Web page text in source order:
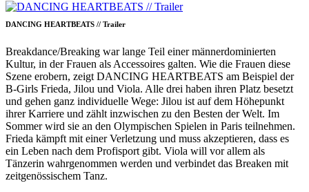
DANCING HEARTBEATS // Trailer
Breakdance/Breaking war lange Teil einer männerdominierten
Kultur, in der Frauen als Accessoires galten. Wie die Frauen diese
Szene erobern, zeigt DANCING HEARTBEATS am Beispiel der
B-Girls Frieda, Jilou und Viola. Alle drei haben ihren Platz besetzt
und gehen ganz individuelle Wege: Jilou ist auf dem Höhepunkt
ihrer Karriere und zählt inzwischen zu den Besten der Welt. Im
Sommer wird sie an den Olympischen Spielen in Paris teilnehmen.
Frieda kämpft mit einer Verletzung und muss akzeptieren, dass es
ein Leben nach dem Profisport gibt. Viola will vor allem als
Tänzerin wahrgenommen werden und verbindet das Breaken mit
zeitgenössischem Tanz.